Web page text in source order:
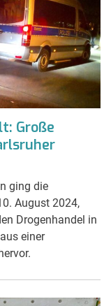
Große
ging die
August 2024,
Drogenhandel in
einer